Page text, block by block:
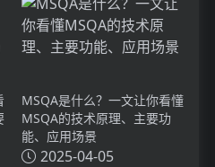
MSQA是什么？一文让你看懂
MSQA的技术原理、主要功
能、应用场景
2025-04-05